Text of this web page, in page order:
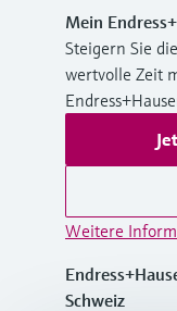
Mein
Steigern Sie
wertvolle Zeit
Weitere
Schweiz